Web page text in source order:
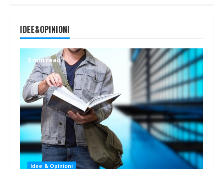
IDEE&OPINIONI
2 min read
Idee & Opinioni